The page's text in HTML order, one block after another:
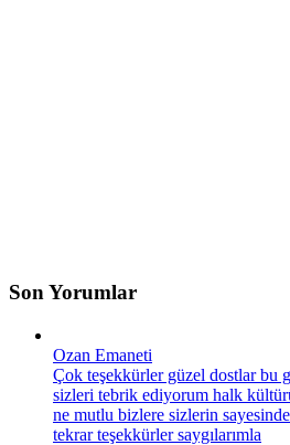
Son Yorumlar
Ozan Emaneti
Çok teşekkürler güzel dostlar bu
sizleri tebrik ediyorum halk
ne mutlu bizlere sizlerin
tekrar teşekkürler saygılarımla